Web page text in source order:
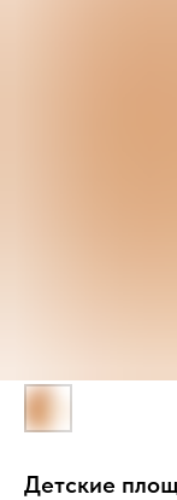
Детские